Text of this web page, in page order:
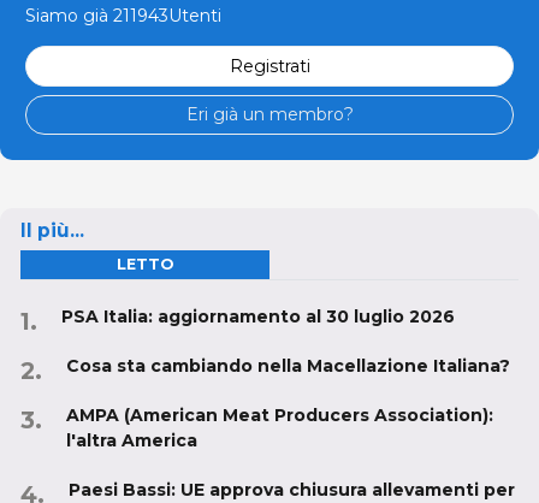
Siamo già 211943Utenti
Registrati
Eri già un membro?
Il più...
LETTO
PSA Italia: aggiornamento al 30 luglio 2026
Cosa sta cambiando nella Macellazione Italiana?
AMPA (American Meat Producers Association):
l'altra America
Paesi Bassi: UE approva chiusura allevamenti per